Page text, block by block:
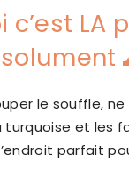
LA
le souffle,
turquoise et les
parfait